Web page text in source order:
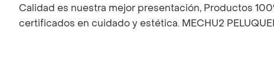
Calidad es nuestra mejor presentación, Productos
certificados en cuidado y estética. MECHU2